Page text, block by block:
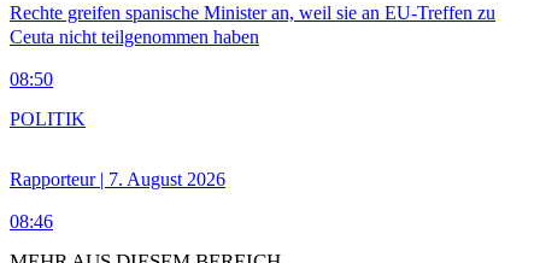
Rechte greifen spanische Minister an, weil sie an EU-Treffen zu
Ceuta nicht teilgenommen haben
08:50
Rapporteur | 7. August 2026
08:46
POLITIK